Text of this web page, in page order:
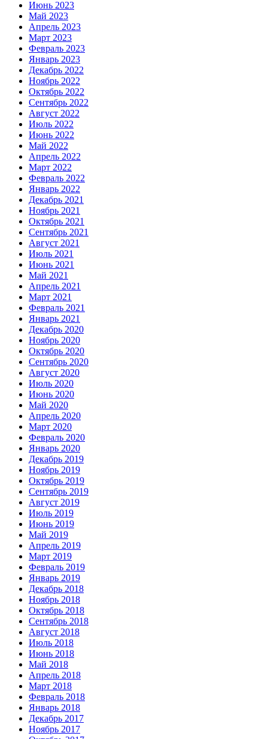
Июнь 2023
Май 2023
Апрель 2023
Март 2023
Февраль 2023
Январь 2023
Декабрь 2022
Ноябрь 2022
Октябрь 2022
Сентябрь 2022
Август 2022
Июль 2022
Июнь 2022
Май 2022
Апрель 2022
Март 2022
Февраль 2022
Январь 2022
Декабрь 2021
Ноябрь 2021
Октябрь 2021
Сентябрь 2021
Август 2021
Июль 2021
Июнь 2021
Май 2021
Апрель 2021
Март 2021
Февраль 2021
Январь 2021
Декабрь 2020
Ноябрь 2020
Октябрь 2020
Сентябрь 2020
Август 2020
Июль 2020
Июнь 2020
Май 2020
Апрель 2020
Март 2020
Февраль 2020
Январь 2020
Декабрь 2019
Ноябрь 2019
Октябрь 2019
Сентябрь 2019
Август 2019
Июль 2019
Июнь 2019
Май 2019
Апрель 2019
Март 2019
Февраль 2019
Январь 2019
Декабрь 2018
Ноябрь 2018
Октябрь 2018
Сентябрь 2018
Август 2018
Июль 2018
Июнь 2018
Май 2018
Апрель 2018
Март 2018
Февраль 2018
Январь 2018
Декабрь 2017
Ноябрь 2017